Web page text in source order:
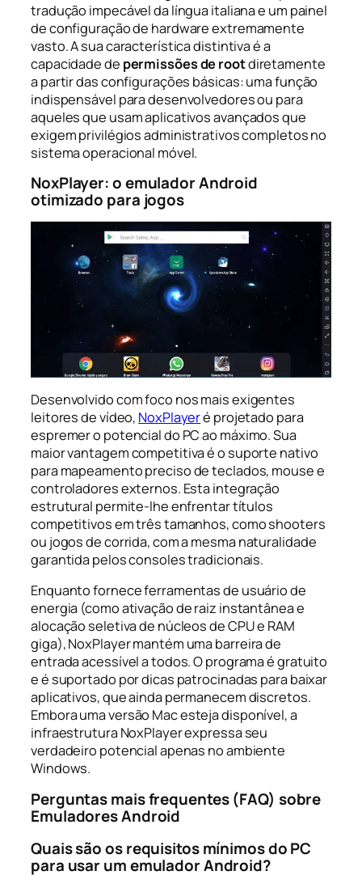
tradução impecável da língua italiana e um painel
de configuração de hardware extremamente
vasto. A sua característica distintiva é a
capacidade de permissões de rootdiretamente
a partir das configurações básicas: uma função
indispensável para desenvolvedores ou para
aqueles que usam aplicativos avançados que
exigem privilégios administrativos completos no
sistema operacional móvel.
NoxPlayer: o emulador Android
otimizado para jogos
Desenvolvido com foco nos mais exigentes
leitores de vídeo, NoxPlayeré projetado para
espremer o potencial do PC ao máximo. Sua
maior vantagem competitiva é o suporte nativo
para mapeamento preciso de teclados, mouse e
controladores externos. Esta integração
estrutural permite-lhe enfrentar títulos
competitivos em três tamanhos, como shooters
ou jogos de corrida, com a mesma naturalidade
garantida pelos consoles tradicionais.
Enquanto fornece ferramentas de usuário de
energia (como ativação de raiz instantânea e
alocação seletiva de núcleos de CPU e RAM
giga), NoxPlayer mantém uma barreira de
entrada acessível a todos. O programa é gratuito
e é suportado por dicas patrocinadas para baixar
aplicativos, que ainda permanecem discretos.
Embora uma versão Mac esteja disponível, a
infraestrutura NoxPlayer expressa seu
verdadeiro potencial apenas no ambiente
Windows.
Perguntas mais frequentes (FAQ) sobre
Emuladores Android
Quais são os requisitos mínimos do PC
para usar um emulador Android?